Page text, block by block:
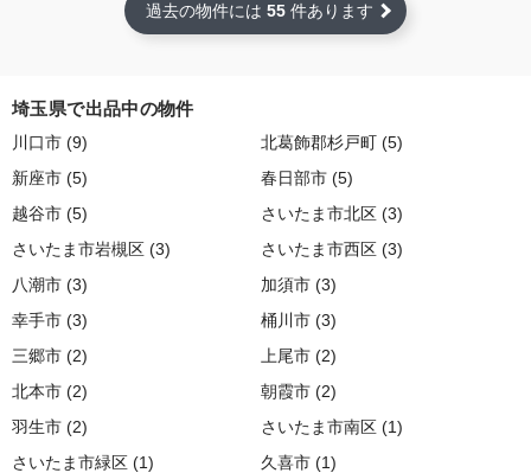
過去の物件には 55 件あります
埼玉県で出品中の物件
川口市 (9) 北葛飾郡杉戸町 (5)
新座市 (5) 春日部市 (5)
越谷市 (5) さいたま市北区 (3)
さいたま市岩槻区 (3) さいたま市西区 (3)
八潮市 (3) 加須市 (3)
幸手市 (3) 桶川市 (3)
三郷市 (2) 上尾市 (2)
北本市 (2) 朝霞市 (2)
羽生市 (2) さいたま市南区 (1)
さいたま市緑区 (1) 久喜市 (1)